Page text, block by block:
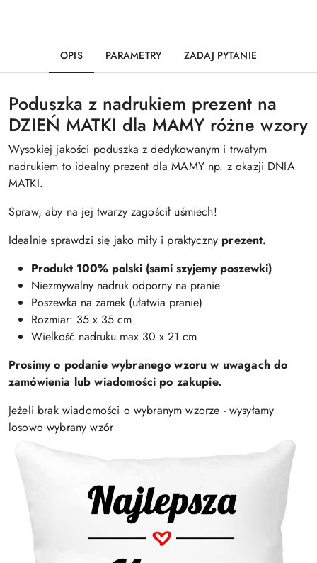
OPIS PARAMETRY ZADAJ PYTANIE
Poduszka z nadrukiem prezent na
DZIEŃ MATKI dla MAMY różne wzory
Wysokiej jakości poduszka z dedykowanym i trwałym
nadrukiem to idealny prezent dla MAMY np. z okazji DNIA
MATKI.
Spraw, aby na jej twarzy zagościł uśmiech!
Idealnie sprawdzi się jako miły i praktyczny prezent.
Produkt 100% polski (sami szyjemy poszewki)
Niezmywalny nadruk odporny na pranie
Poszewka na zamek (ułatwia pranie)
Rozmiar: 35 x 35 cm
Wielkość nadruku max 30 x 21 cm
Prosimy o podanie wybranego wzoru w uwagach do
zamówienia lub wiadomości po zakupie.
Jeżeli brak wiadomości o wybranym wzorze - wysyłamy
losowo wybrany wzór